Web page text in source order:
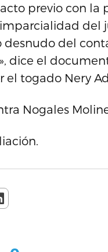
previo con la
del
del
dice el
el togado Nery
Nogales